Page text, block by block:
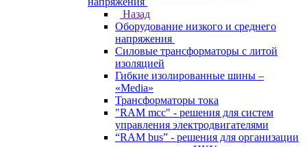
Назад
Оборудование низкого и среднего
напряжения
Силовые трансформаторы с литой
изоляцией
Гибкие изолированные шины –
«Media»
Трансформаторы тока
"RAM mcc" - решения для систем
управления электродвигателями
“RAM bus” - решения для организации